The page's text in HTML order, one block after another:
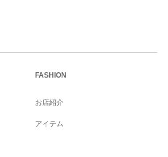
FASHION
お店紹介
アイテム